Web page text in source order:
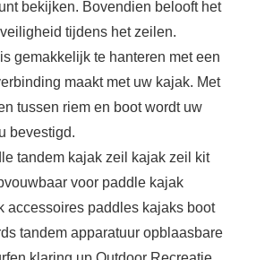
bekijken. Bovendien belooft het
tijdens het zeilen.
gemakkelijk te hanteren met een
maakt met uw kajak. Met
tussen riem en boot wordt uw
bevestigd.
tandem kajak zeil kajak zeil kit
voor paddle kajak
accessoires paddles kajaks boot
tandem apparatuur opblaasbare